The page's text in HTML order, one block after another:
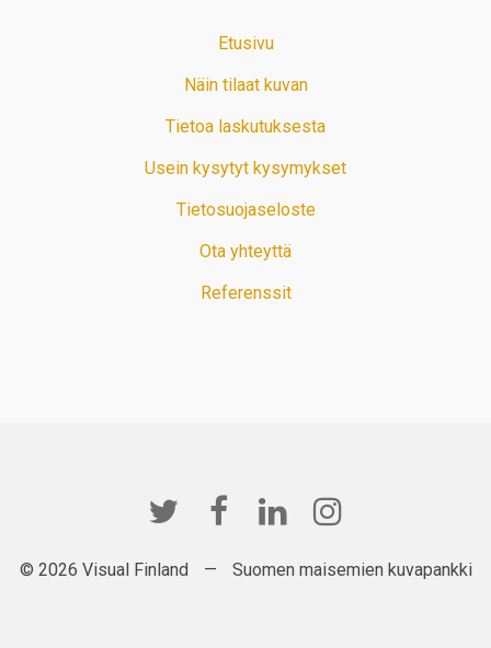
Etusivu
Näin tilaat kuvan
Tietoa laskutuksesta
Usein kysytyt kysymykset
Tietosuojaseloste
Ota yhteyttä
Referenssit
© 2026 Visual Finland — Suomen maisemien kuvapankki